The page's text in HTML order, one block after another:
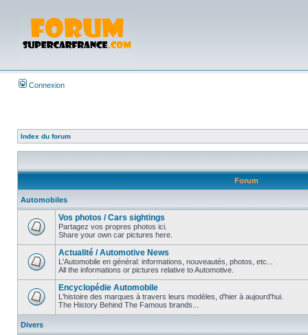
Connexion
Index du forum
Forum
Automobiles
Vos photos / Cars sightings
Partagez vos propres photos ici.
Share your own car pictures here.
Actualité / Automotive News
L'Automobile en général: informations, nouveautés, photos, etc...
All the informations or pictures relative to Automotive.
Encyclopédie Automobile
L'histoire des marques à travers leurs modèles, d'hier à aujourd'hui.
The History Behind The Famous brands...
Divers